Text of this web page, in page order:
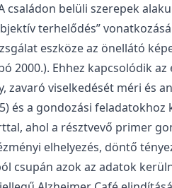
belüli szerepek
terhelődés”
eszköze az önellátó
2000.). Ehhez kapcsolódik
zavaró viselkedését méri
és a gondozási
ahol a résztvevő primer
elhelyezés, döntő
csupán azok az adatok